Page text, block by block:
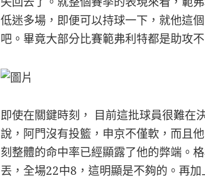
低迷多場，即便可以持球一下，就他這
吧。畢竟大部分比賽範弗利特都是助攻
即使在關鍵時刻， 目前這批球員很難在
說，阿門沒有投籃，申京不僅軟，而且
刻整體的命中率已經顯露了他的弊端。
丟，全場22中8，這明顯是不夠的。再